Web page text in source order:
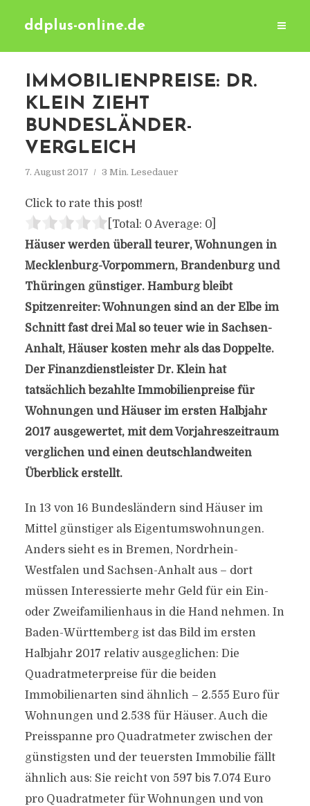
ddplus-online.de
IMMOBILIENPREISE: DR.
KLEIN ZIEHT
BUNDESLÄNDER-
VERGLEICH
7. August 2017 3 Min. Lesedauer
Click to rate this post!
[Total: 0 Average: 0]
Häuser werden überall teurer, Wohnungen in
Mecklenburg-Vorpommern, Brandenburg und
Thüringen günstiger. Hamburg bleibt
Spitzenreiter: Wohnungen sind an der Elbe im
Schnitt fast drei Mal so teuer wie in Sachsen-
Anhalt, Häuser kosten mehr als das Doppelte.
Der Finanzdienstleister Dr. Klein hat
tatsächlich bezahlte Immobilienpreise für
Wohnungen und Häuser im ersten Halbjahr
2017 ausgewertet, mit dem Vorjahreszeitraum
verglichen und einen deutschlandweiten
Überblick erstellt.
In 13 von 16 Bundesländern sind Häuser im
Mittel günstiger als Eigentumswohnungen.
Anders sieht es in Bremen, Nordrhein-
Westfalen und Sachsen-Anhalt aus – dort
müssen Interessierte mehr Geld für ein Ein-
oder Zweifamilienhaus in die Hand nehmen. In
Baden-Württemberg ist das Bild im ersten
Halbjahr 2017 relativ ausgeglichen: Die
Quadratmeterpreise für die beiden
Immobilienarten sind ähnlich – 2.555 Euro für
Wohnungen und 2.538 für Häuser. Auch die
Preisspanne pro Quadratmeter zwischen der
günstigsten und der teuersten Immobilie fällt
ähnlich aus: Sie reicht von 597 bis 7.074 Euro
pro Quadratmeter für Wohnungen und von